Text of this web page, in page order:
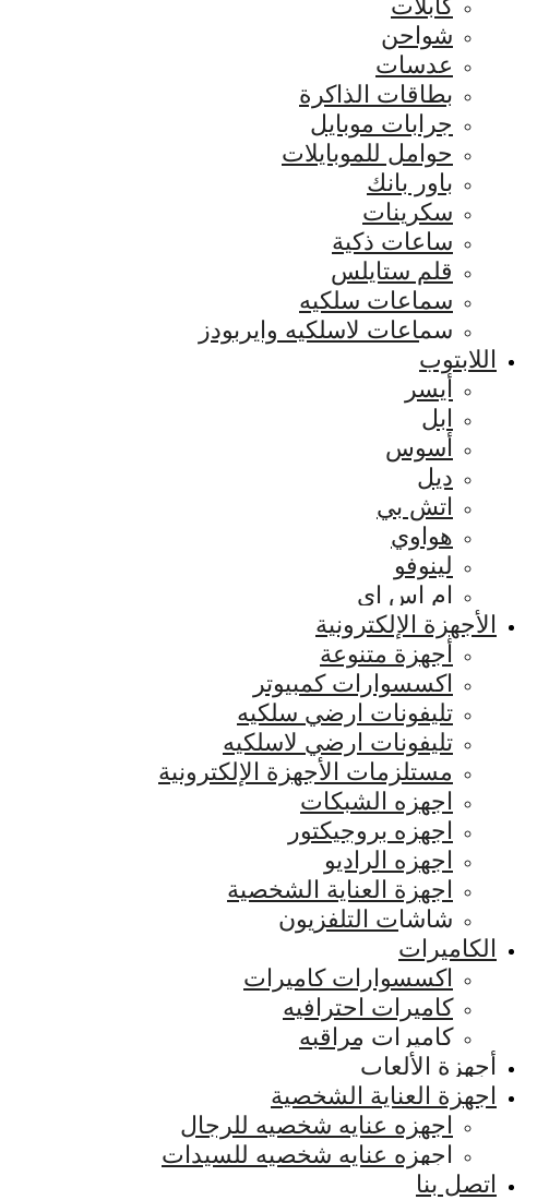
كابلات
شواحن
عدسات
بطاقات الذاكرة
جرابات موبايل
حوامل للموبايلات
باور بانك
سكرينات
ساعات ذكية
قلم ستايلس
سماعات سلكيه
سماعات لاسلكيه وايربودز
اللابتوب
أيسر
ابل
أسوس
ديل
اتش بي
هواوي
لينوفو
ام اس اي
الأجهزة الإلكترونية
أجهزة متنوعة
اكسسوارات كمبيوتر
تليفونات ارضي سلكيه
تليفونات ارضي لاسلكيه
مستلزمات الأجهزة الإلكترونية
اجهزه الشبكات
اجهزه بروجيكتور
اجهزه الراديو
اجهزة العناية الشخصية
شاشات التلفزيون
الكاميرات
اكسسوارات كاميرات
كاميرات احترافيه
كاميرات مراقبه
أجهزة الألعاب
اجهزة العناية الشخصية
اجهزه عنايه شخصيه للرجال
اجهزه عنايه شخصيه للسيدات
اتصل بنا